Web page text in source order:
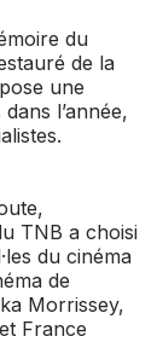
du
de la
une
l’année,
TNB a choisi
du cinéma
de
Morrissey,
France